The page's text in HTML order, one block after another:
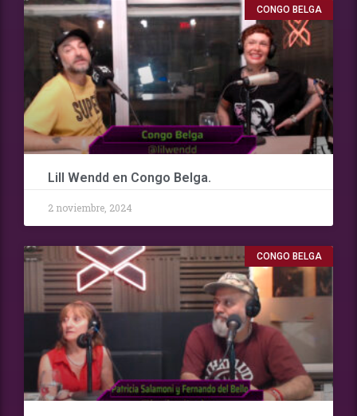
CONGO BELGA
Lill Wendd en Congo Belga.
2 noviembre, 2024
CONGO BELGA